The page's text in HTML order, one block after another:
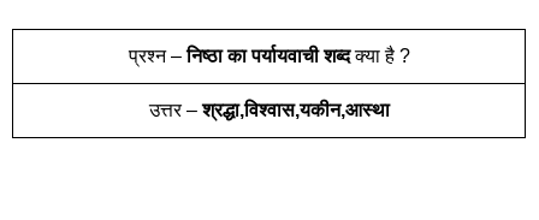
प्रश्न –निष्ठा का पर्यायवाची शब्दक्या है ?
उत्तर –श्रद्धा,विश्वास,यकीन,आस्था